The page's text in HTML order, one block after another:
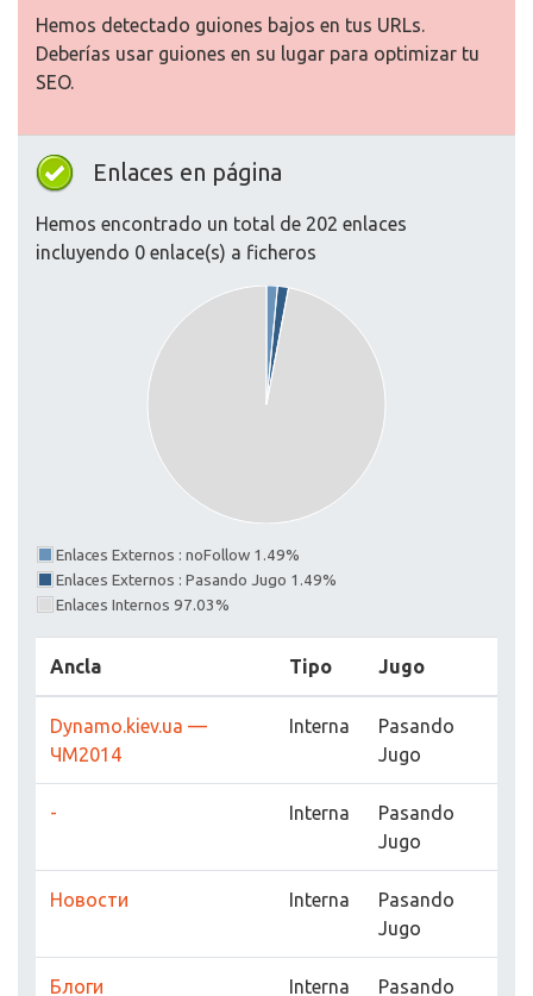
Hemos detectado guiones bajos en tus URLs.
Deberías usar guiones en su lugar para optimizar tu
SEO.
Enlaces en página
Hemos encontrado un total de 202 enlaces
incluyendo 0 enlace(s) a ficheros
Enlaces Externos : noFollow 1.49%
Enlaces Externos : Pasando Jugo 1.49%
Enlaces Internos 97.03%
Ancla Tipo Jugo
Dynamo.kiev.ua —
ЧМ2014
Interna
Pasando
Jugo
- Interna
Pasando
Jugo
Новости Interna
Pasando
Jugo
Блоги Interna
Pasando